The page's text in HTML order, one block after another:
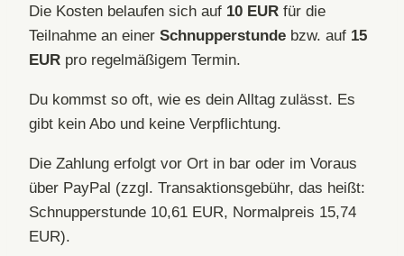
Die Kosten belaufen sich auf 10 EUR für die
Teilnahme an einer Schnupperstunde bzw. auf 15
EUR pro regelmäßigem Termin.
Du kommst so oft, wie es dein Alltag zulässt. Es
gibt kein Abo und keine Verpflichtung.
Die Zahlung erfolgt vor Ort in bar oder im Voraus
über PayPal (zzgl. Transaktionsgebühr, das heißt:
Schnupperstunde 10,61 EUR, Normalpreis 15,74
EUR).